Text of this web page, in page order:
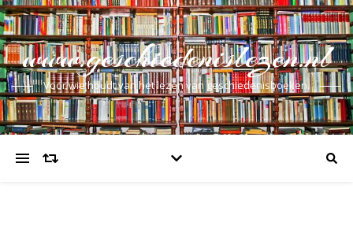
www.geschiedenislezen.nl
Voor wie houdt van het lezen van geschiedenisboeken.